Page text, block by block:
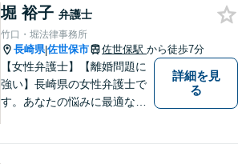
の解決へと導きます。時間外
のご相談にも対応可能ですの
で、お気軽にご連絡くださ
い。
堀 裕子 弁護士
竹口・堀法律事務所
長崎県|佐世保市 佐世保駅 から徒歩7分
【女性弁護士】【離婚問題に
強い】長崎県の女性弁護士で
す。あなたの悩みに最適なリ
詳細を見
る